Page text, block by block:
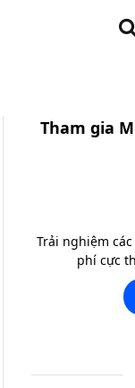
Tham gia
Trải nghiệm
phí cực